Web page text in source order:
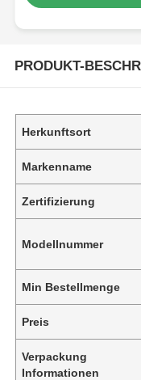
PRODUKT-
Herkunftsort
Markenname
Zertifizierung
Modellnummer
Min Bestellmenge
Preis
Verpackung
Informationen